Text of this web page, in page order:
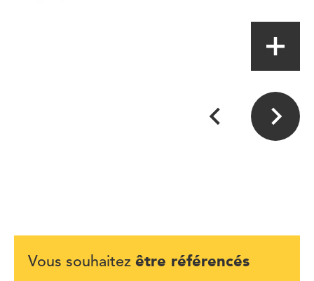
Vous souhaitez être référencés